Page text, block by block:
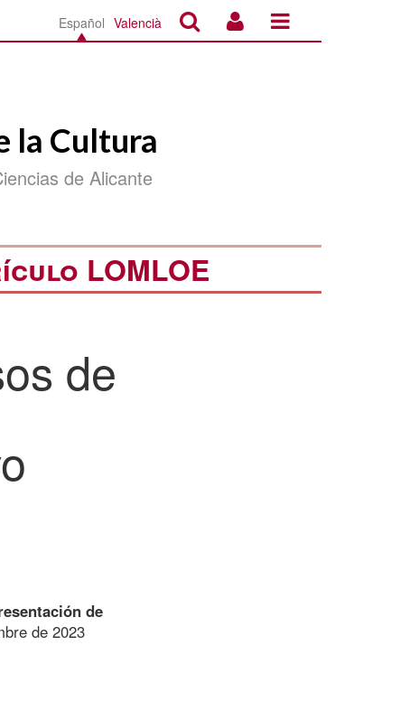
Español Valencià
la Cultura
de Alicante
LOMLOE
de
de
de 2023